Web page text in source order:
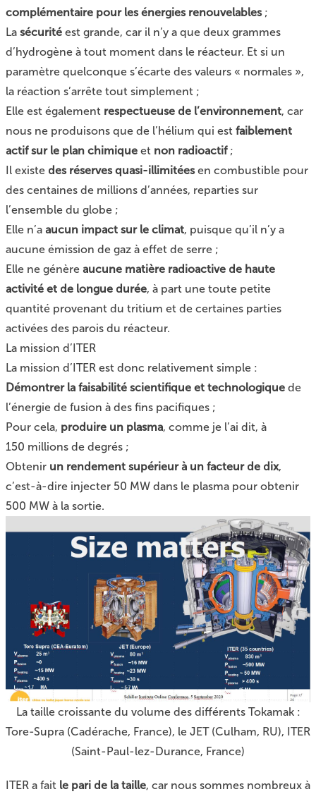
complémentaire pour les énergies renouvelables;
La sécurité est grande, car il n’y a que deux grammes
d’hydrogène à tout moment dans le réacteur. Et si un
paramètre quelconque s’écarte des valeurs « normales »,
la réaction s’arrête tout simplement ;
Elle est également respectueuse de l’environnement, car
nous ne produisons que de l’hélium qui est faiblement
actif sur le plan chimique et non radioactif;
Il existe des réserves quasi-illimitéesen combustible pour
des centaines de millions d’années, reparties sur
l’ensemble du globe ;
Elle n’a aucun impact sur le climat, puisque qu’il n’y a
aucune émission de gaz à effet de serre ;
Elle ne génère aucune matière radioactive de haute
activité et de longue durée, à part une toute petite
quantité provenant du tritium et de certaines parties
activées des parois du réacteur.
La mission d’ITER
La mission d’ITER est donc relativement simple :
Démontrer la faisabilité scientifique et technologique de
l’énergie de fusion à des fins pacifiques ;
Pour cela, produire un plasma, comme je l’ai dit, à
150 millions de degrés ;
Obtenir un rendement supérieur à un facteur de dix,
c’est-à-dire injecter 50 MW dans le plasma pour obtenir
500 MW à la sortie.
La taille croissante du volume des différents Tokamak :
Tore-Supra (Cadérache, France), le JET (Culham, RU), ITER
(Saint-Paul-lez-Durance, France)
ITER a fait le pari de la taille, car nous sommes nombreux à